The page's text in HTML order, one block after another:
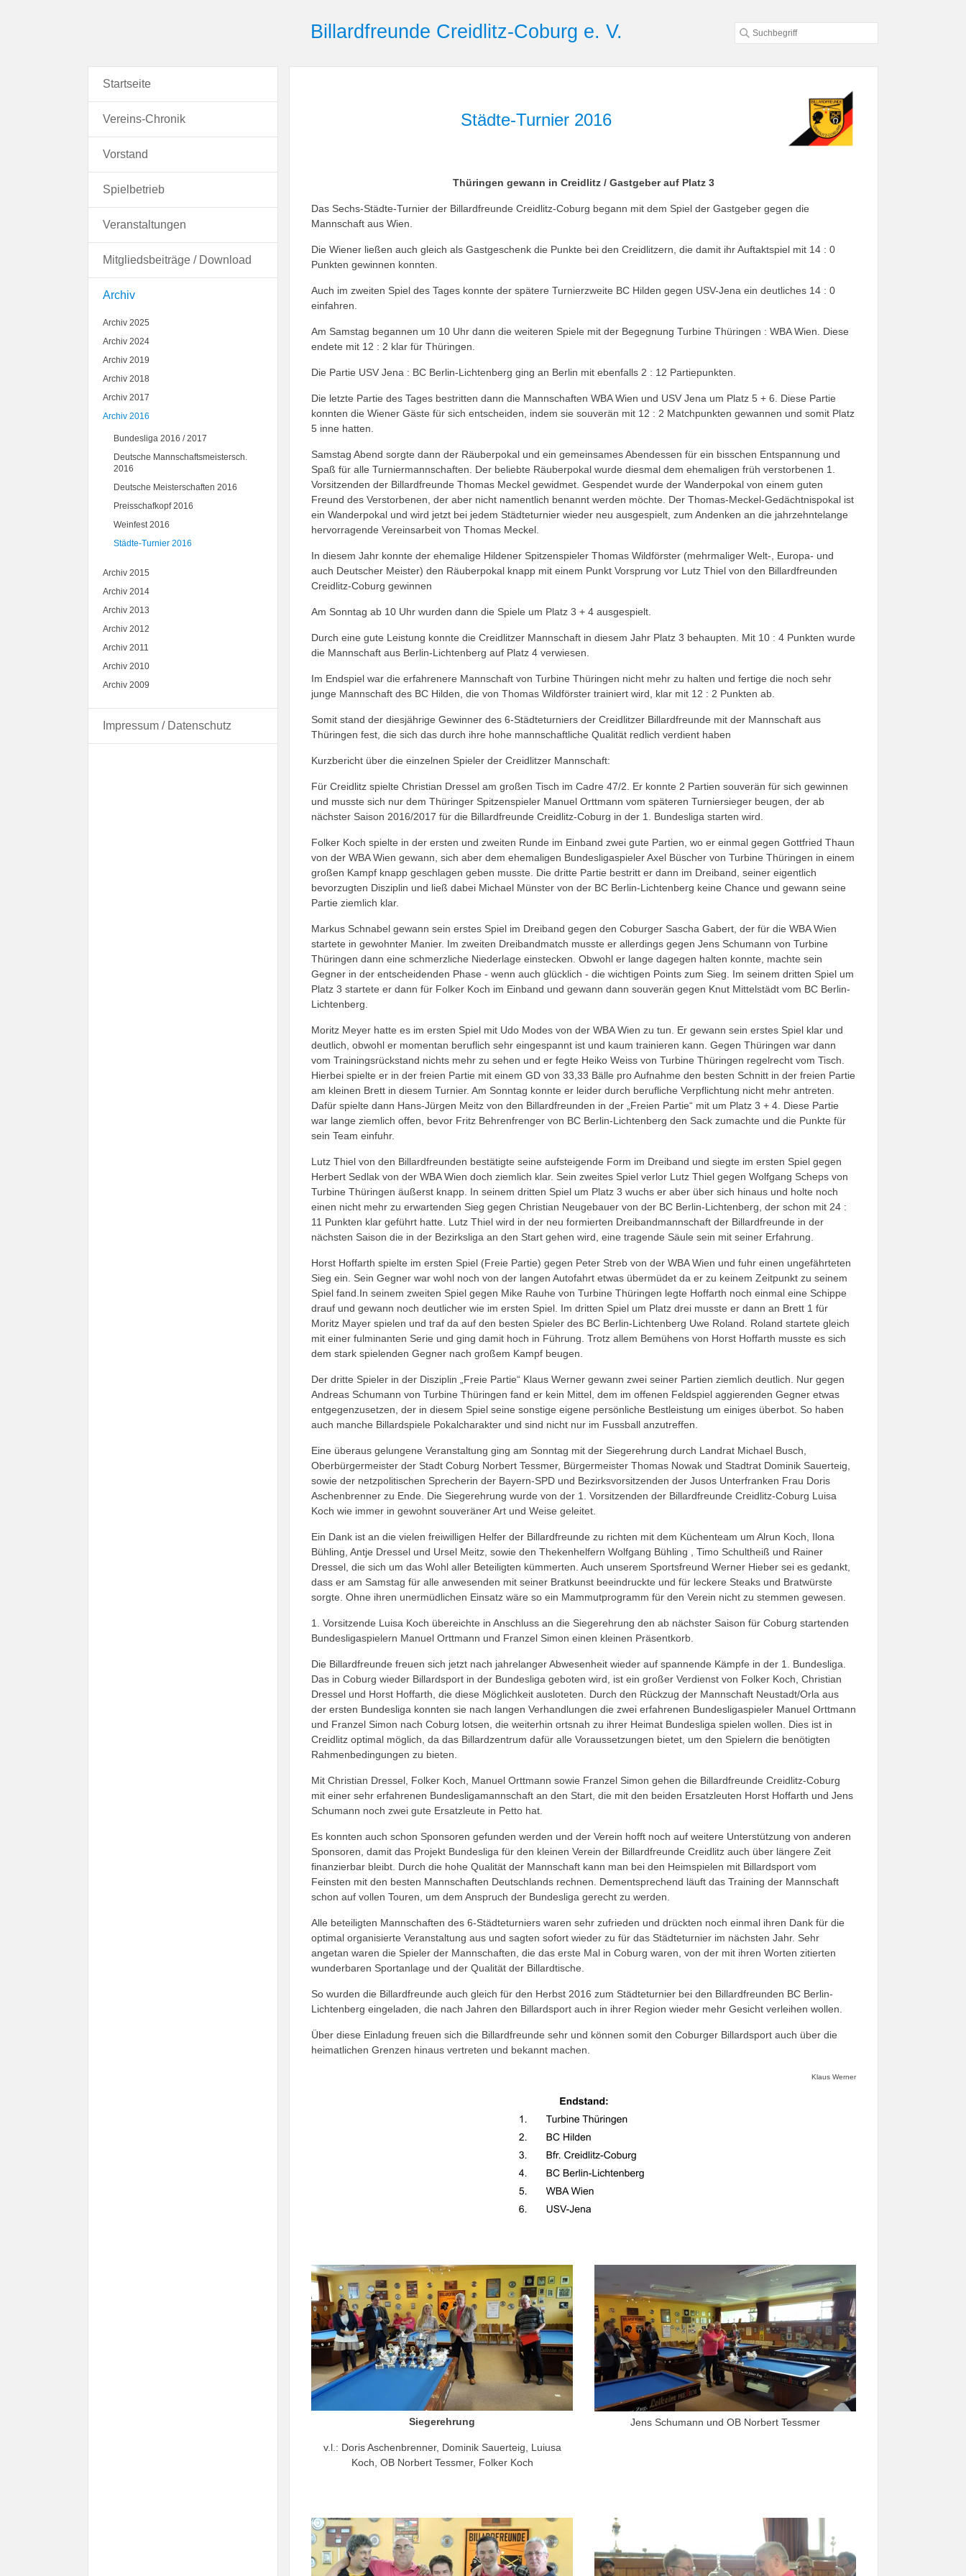
Billardfreunde Creidlitz-Coburg e. V.
Städte-Turnier 2016
Thüringen gewann in Creidlitz / Gastgeber auf Platz 3
Das Sechs-Städte-Turnier der Billardfreunde Creidlitz-Coburg begann mit dem Spiel der Gastgeber gegen die
Mannschaft aus Wien.
Die Wiener ließen auch gleich als Gastgeschenk die Punkte bei den Creidlitzern, die damit ihr Auftaktspiel mit 14 : 0
Punkten gewinnen konnten.
Auch im zweiten Spiel des Tages konnte der spätere Turnierzweite BC Hilden gegen USV-Jena ein deutliches 14 : 0
einfahren.
Am Samstag begannen um 10 Uhr dann die weiteren Spiele mit der Begegnung Turbine Thüringen : WBA Wien. Diese
endete mit 12 : 2 klar für Thüringen.
Die Partie USV Jena : BC Berlin-Lichtenberg ging an Berlin mit ebenfalls 2 : 12 Partiepunkten.
Die letzte Partie des Tages bestritten dann die Mannschaften WBA Wien und USV Jena um Platz 5 + 6. Diese Partie
konnten die Wiener Gäste für sich entscheiden, indem sie souverän mit 12 : 2 Matchpunkten gewannen und somit Platz
5 inne hatten.
Samstag Abend sorgte dann der Räuberpokal und ein gemeinsames Abendessen für ein bisschen Entspannung und
Spaß für alle Turniermannschaften. Der beliebte Räuberpokal wurde diesmal dem ehemaligen früh verstorbenen 1.
Vorsitzenden der Billardfreunde Thomas Meckel gewidmet. Gespendet wurde der Wanderpokal von einem guten
Freund des Verstorbenen, der aber nicht namentlich benannt werden möchte. Der Thomas-Meckel-Gedächtnispokal ist
ein Wanderpokal und wird jetzt bei jedem Städteturnier wieder neu ausgespielt, zum Andenken an die jahrzehntelange
hervorragende Vereinsarbeit von Thomas Meckel.
In diesem Jahr konnte der ehemalige Hildener Spitzenspieler Thomas Wildförster (mehrmaliger Welt-, Europa- und
auch Deutscher Meister) den Räuberpokal knapp mit einem Punkt Vorsprung vor Lutz Thiel von den Billardfreunden
Creidlitz-Coburg gewinnen
Am Sonntag ab 10 Uhr wurden dann die Spiele um Platz 3 + 4 ausgespielt.
Durch eine gute Leistung konnte die Creidlitzer Mannschaft in diesem Jahr Platz 3 behaupten. Mit 10 : 4 Punkten wurde
die Mannschaft aus Berlin-Lichtenberg auf Platz 4 verwiesen.
Im Endspiel war die erfahrenere Mannschaft von Turbine Thüringen nicht mehr zu halten und fertige die noch sehr
junge Mannschaft des BC Hilden, die von Thomas Wildförster trainiert wird, klar mit 12 : 2 Punkten ab.
Somit stand der diesjährige Gewinner des 6-Städteturniers der Creidlitzer Billardfreunde mit der Mannschaft aus
Thüringen fest, die sich das durch ihre hohe mannschaftliche Qualität redlich verdient haben
Kurzbericht über die einzelnen Spieler der Creidlitzer Mannschaft:
Für Creidlitz spielte Christian Dressel am großen Tisch im Cadre 47/2. Er konnte 2 Partien souverän für sich gewinnen
und musste sich nur dem Thüringer Spitzenspieler Manuel Orttmann vom späteren Turniersieger beugen, der ab
nächster Saison 2016/2017 für die Billardfreunde Creidlitz-Coburg in der 1. Bundesliga starten wird.
Folker Koch spielte in der ersten und zweiten Runde im Einband zwei gute Partien, wo er einmal gegen Gottfried Thaun
von der WBA Wien gewann, sich aber dem ehemaligen Bundesligaspieler Axel Büscher von Turbine Thüringen in einem
großen Kampf knapp geschlagen geben musste. Die dritte Partie bestritt er dann im Dreiband, seiner eigentlich
bevorzugten Disziplin und ließ dabei Michael Münster von der BC Berlin-Lichtenberg keine Chance und gewann seine
Partie ziemlich klar.
Markus Schnabel gewann sein erstes Spiel im Dreiband gegen den Coburger Sascha Gabert, der für die WBA Wien
startete in gewohnter Manier. Im zweiten Dreibandmatch musste er allerdings gegen Jens Schumann von Turbine
Thüringen dann eine schmerzliche Niederlage einstecken. Obwohl er lange dagegen halten konnte, machte sein
Gegner in der entscheidenden Phase - wenn auch glücklich - die wichtigen Points zum Sieg. Im seinem dritten Spiel um
Platz 3 startete er dann für Folker Koch im Einband und gewann dann souverän gegen Knut Mittelstädt vom BC Berlin-
Lichtenberg.
Moritz Meyer hatte es im ersten Spiel mit Udo Modes von der WBA Wien zu tun. Er gewann sein erstes Spiel klar und
deutlich, obwohl er momentan beruflich sehr eingespannt ist und kaum trainieren kann. Gegen Thüringen war dann
vom Trainingsrückstand nichts mehr zu sehen und er fegte Heiko Weiss von Turbine Thüringen regelrecht vom Tisch.
Hierbei spielte er in der freien Partie mit einem GD von 33,33 Bälle pro Aufnahme den besten Schnitt in der freien Partie
am kleinen Brett in diesem Turnier. Am Sonntag konnte er leider durch berufliche Verpflichtung nicht mehr antreten.
Dafür spielte dann Hans-Jürgen Meitz von den Billardfreunden in der „Freien Partie“ mit um Platz 3 + 4. Diese Partie
war lange ziemlich offen, bevor Fritz Behrenfrenger von BC Berlin-Lichtenberg den Sack zumachte und die Punkte für
sein Team einfuhr.
Lutz Thiel von den Billardfreunden bestätigte seine aufsteigende Form im Dreiband und siegte im ersten Spiel gegen
Herbert Sedlak von der WBA Wien doch ziemlich klar. Sein zweites Spiel verlor Lutz Thiel gegen Wolfgang Scheps von
Turbine Thüringen äußerst knapp. In seinem dritten Spiel um Platz 3 wuchs er aber über sich hinaus und holte noch
einen nicht mehr zu erwartenden Sieg gegen Christian Neugebauer von der BC Berlin-Lichtenberg, der schon mit 24 :
11 Punkten klar geführt hatte. Lutz Thiel wird in der neu formierten Dreibandmannschaft der Billardfreunde in der
nächsten Saison die in der Bezirksliga an den Start gehen wird, eine tragende Säule sein mit seiner Erfahrung.
Horst Hoffarth spielte im ersten Spiel (Freie Partie) gegen Peter Streb von der WBA Wien und fuhr einen ungefährteten
Sieg ein. Sein Gegner war wohl noch von der langen Autofahrt etwas übermüdet da er zu keinem Zeitpunkt zu seinem
Spiel fand.In seinem zweiten Spiel gegen Mike Rauhe von Turbine Thüringen legte Hoffarth noch einmal eine Schippe
drauf und gewann noch deutlicher wie im ersten Spiel. Im dritten Spiel um Platz drei musste er dann an Brett 1 für
Moritz Mayer spielen und traf da auf den besten Spieler des BC Berlin-Lichtenberg Uwe Roland. Roland startete gleich
mit einer fulminanten Serie und ging damit hoch in Führung. Trotz allem Bemühens von Horst Hoffarth musste es sich
dem stark spielenden Gegner nach großem Kampf beugen.
Der dritte Spieler in der Disziplin „Freie Partie“ Klaus Werner gewann zwei seiner Partien ziemlich deutlich. Nur gegen
Andreas Schumann von Turbine Thüringen fand er kein Mittel, dem im offenen Feldspiel aggierenden Gegner etwas
entgegenzusetzen, der in diesem Spiel seine sonstige eigene persönliche Bestleistung um einiges überbot. So haben
auch manche Billardspiele Pokalcharakter und sind nicht nur im Fussball anzutreffen.
Eine überaus gelungene Veranstaltung ging am Sonntag mit der Siegerehrung durch Landrat Michael Busch,
Oberbürgermeister der Stadt Coburg Norbert Tessmer, Bürgermeister Thomas Nowak und Stadtrat Dominik Sauerteig,
sowie der netzpolitischen Sprecherin der Bayern-SPD und Bezirksvorsitzenden der Jusos Unterfranken Frau Doris
Aschenbrenner zu Ende. Die Siegerehrung wurde von der 1. Vorsitzenden der Billardfreunde Creidlitz-Coburg Luisa
Koch wie immer in gewohnt souveräner Art und Weise geleitet.
Ein Dank ist an die vielen freiwilligen Helfer der Billardfreunde zu richten mit dem Küchenteam um Alrun Koch, Ilona
Bühling, Antje Dressel und Ursel Meitz, sowie den Thekenhelfern Wolfgang Bühling , Timo Schultheiß und Rainer
Dressel, die sich um das Wohl aller Beteiligten kümmerten. Auch unserem Sportsfreund Werner Hieber sei es gedankt,
dass er am Samstag für alle anwesenden mit seiner Bratkunst beeindruckte und für leckere Steaks und Bratwürste
sorgte. Ohne ihren unermüdlichen Einsatz wäre so ein Mammutprogramm für den Verein nicht zu stemmen gewesen.
1. Vorsitzende Luisa Koch übereichte in Anschluss an die Siegerehrung den ab nächster Saison für Coburg startenden
Bundesligaspielern Manuel Orttmann und Franzel Simon einen kleinen Präsentkorb.
Die Billardfreunde freuen sich jetzt nach jahrelanger Abwesenheit wieder auf spannende Kämpfe in der 1. Bundesliga.
Das in Coburg wieder Billardsport in der Bundesliga geboten wird, ist ein großer Verdienst von Folker Koch, Christian
Dressel und Horst Hoffarth, die diese Möglichkeit ausloteten. Durch den Rückzug der Mannschaft Neustadt/Orla aus
der ersten Bundesliga konnten sie nach langen Verhandlungen die zwei erfahrenen Bundesligaspieler Manuel Orttmann
und Franzel Simon nach Coburg lotsen, die weiterhin ortsnah zu ihrer Heimat Bundesliga spielen wollen. Dies ist in
Creidlitz optimal möglich, da das Billardzentrum dafür alle Voraussetzungen bietet, um den Spielern die benötigten
Rahmenbedingungen zu bieten.
Mit Christian Dressel, Folker Koch, Manuel Orttmann sowie Franzel Simon gehen die Billardfreunde Creidlitz-Coburg
mit einer sehr erfahrenen Bundesligamannschaft an den Start, die mit den beiden Ersatzleuten Horst Hoffarth und Jens
Schumann noch zwei gute Ersatzleute in Petto hat.
Es konnten auch schon Sponsoren gefunden werden und der Verein hofft noch auf weitere Unterstützung von anderen
Sponsoren, damit das Projekt Bundesliga für den kleinen Verein der Billardfreunde Creidlitz auch über längere Zeit
finanzierbar bleibt. Durch die hohe Qualität der Mannschaft kann man bei den Heimspielen mit Billardsport vom
Feinsten mit den besten Mannschaften Deutschlands rechnen. Dementsprechend läuft das Training der Mannschaft
schon auf vollen Touren, um dem Anspruch der Bundesliga gerecht zu werden.
Alle beteiligten Mannschaften des 6-Städteturniers waren sehr zufrieden und drückten noch einmal ihren Dank für die
optimal organisierte Veranstaltung aus und sagten sofort wieder zu für das Städteturnier im nächsten Jahr. Sehr
angetan waren die Spieler der Mannschaften, die das erste Mal in Coburg waren, von der mit ihren Worten zitierten
wunderbaren Sportanlage und der Qualität der Billardtische.
So wurden die Billardfreunde auch gleich für den Herbst 2016 zum Städteturnier bei den Billardfreunden BC Berlin-
Lichtenberg eingeladen, die nach Jahren den Billardsport auch in ihrer Region wieder mehr Gesicht verleihen wollen.
Über diese Einladung freuen sich die Billardfreunde sehr und können somit den Coburger Billardsport auch über die
heimatlichen Grenzen hinaus vertreten und bekannt machen.
Klaus Werner
Siegerehrung
​v.l.: Doris Aschenbrenner, Dominik Sauerteig, Luiusa
Koch, OB Norbert Tessmer, Folker Koch
Jens Schumann und OB Norbert Tessmer
Startseite
Vereins-Chronik
Vorstand
Spielbetrieb
Veranstaltungen
Mitgliedsbeiträge / Download
Archiv
Archiv 2025
Archiv 2024
Archiv 2019
Archiv 2018
Archiv 2017
Archiv 2016
Bundesliga 2016 / 2017
Deutsche Mannschaftsmeistersch.
2016
Deutsche Meisterschaften 2016
Preisschafkopf 2016
Weinfest 2016
Städte-Turnier 2016
Archiv 2015
Archiv 2014
Archiv 2013
Archiv 2012
Archiv 2011
Archiv 2010
Archiv 2009
Impressum / Datenschutz